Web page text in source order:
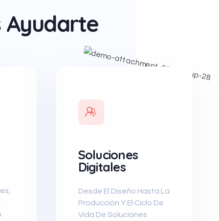
Ayudarte
Soluciones
Digitales
Desde El Diseño Hasta La
Producción Y El Ciclo De
Vida De Soluciones